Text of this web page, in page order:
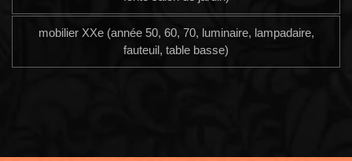
mobilier XXe (année 50, 60, 70, luminaire, lampadaire,
fauteuil, table basse)